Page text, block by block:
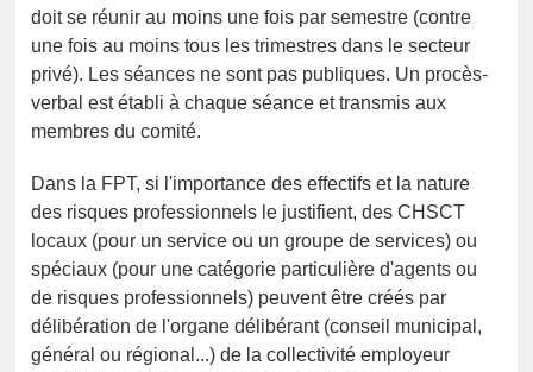
doit se réunir au moins une fois par semestre (contre
une fois au moins tous les trimestres dans le secteur
privé). Les séances ne sont pas publiques. Un procès-
verbal est établi à chaque séance et transmis aux
membres du comité.
Dans la FPT, si l'importance des effectifs et la nature
des risques professionnels le justifient, des CHSCT
locaux (pour un service ou un groupe de services) ou
spéciaux (pour une catégorie particulière d'agents ou
de risques professionnels) peuvent être créés par
délibération de l'organe délibérant (conseil municipal,
général ou régional...) de la collectivité employeur